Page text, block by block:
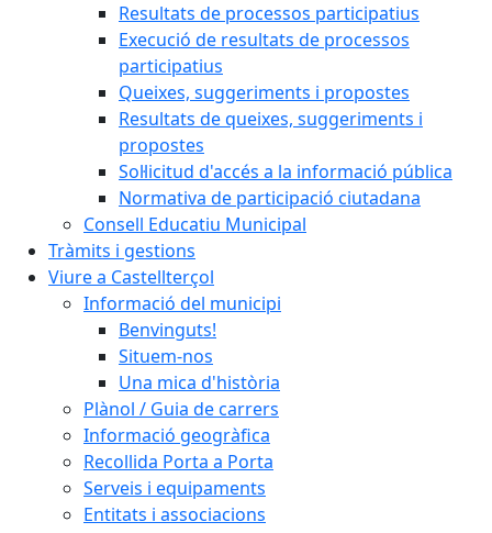
Resultats de processos participatius
Execució de resultats de processos
participatius
Queixes, suggeriments i propostes
Resultats de queixes, suggeriments i
propostes
Sol·licitud d'accés a la informació pública
Normativa de participació ciutadana
Consell Educatiu Municipal
Tràmits i gestions
Viure a Castellterçol
Informació del municipi
Benvinguts!
Situem-nos
Una mica d'història
Plànol / Guia de carrers
Informació geogràfica
Recollida Porta a Porta
Serveis i equipaments
Entitats i associacions